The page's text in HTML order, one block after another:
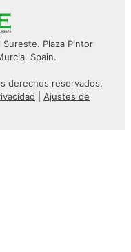
Plaza Pintor
Spain.
derechos reservados.
Ajustes de